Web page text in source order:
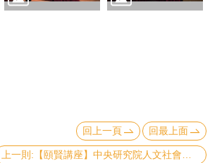
回上一頁
回最上面